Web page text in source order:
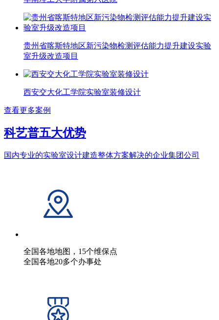
贵州省喀斯特地区新污染物检测评估能力提升建设实验
室升级改造项目
西安交大化工学院实验室装修设计
查看更多案例
科艺普五大优势
国内专业的实验室设计建造整体方案解决的企业集团公司
全国各地地图，15个维保点
全国各地20多个办事处